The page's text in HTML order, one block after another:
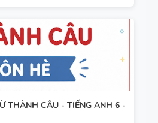
THÀNH CÂU - TIẾNG ANH 6 -